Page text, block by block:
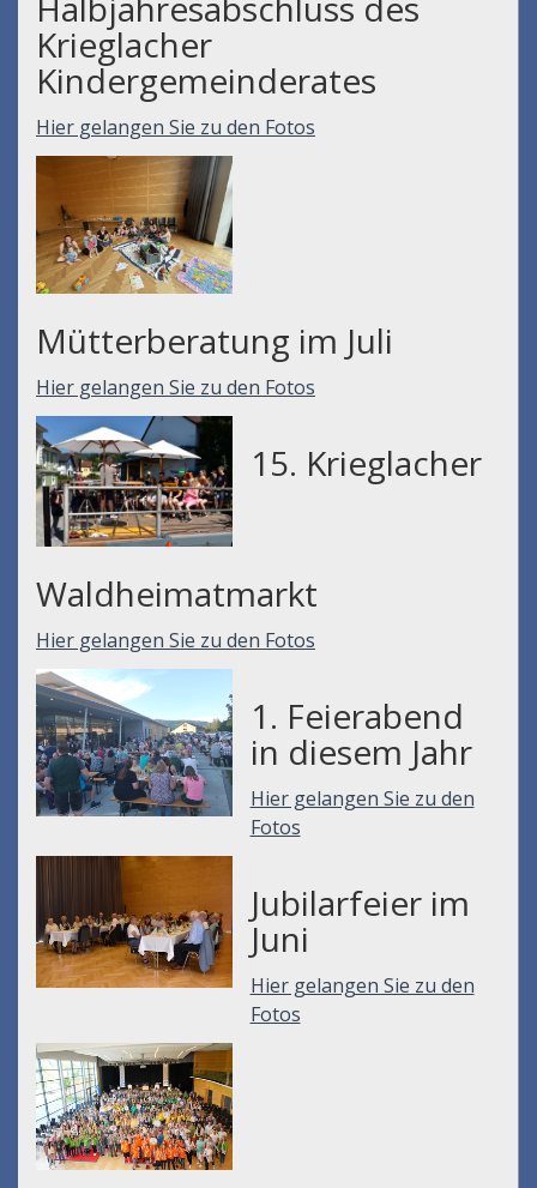
Krieglacher
Kindergemeinderates
Hier gelangen Sie zu den Fotos
Mütterberatung im Juli
Hier gelangen Sie zu den Fotos
15. Krieglacher
Waldheimatmarkt
Hier gelangen Sie zu den Fotos
1. Feierabend
in diesem Jahr
Hier gelangen Sie zu den
Fotos
Jubilarfeier im
Juni
Hier gelangen Sie zu den
Fotos